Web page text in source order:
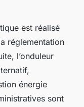
est réalisé
réglementation
l’onduleur
énergie
sont